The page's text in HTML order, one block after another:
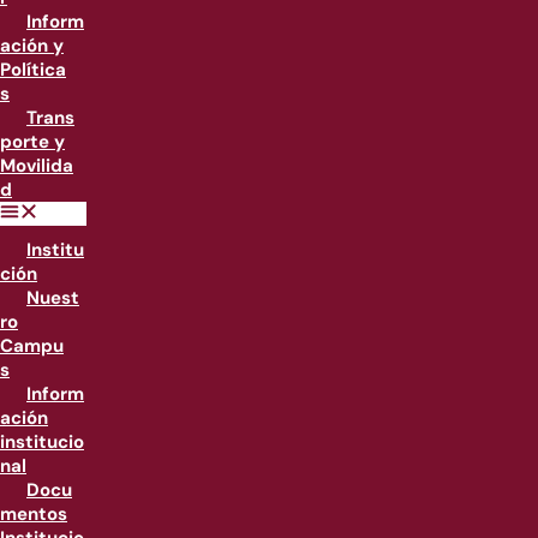
Inform
ación y
Política
s
Trans
porte y
Movilida
d
Institu
ción
Nuest
ro
Campu
s
Inform
ación
institucio
nal
Docu
mentos